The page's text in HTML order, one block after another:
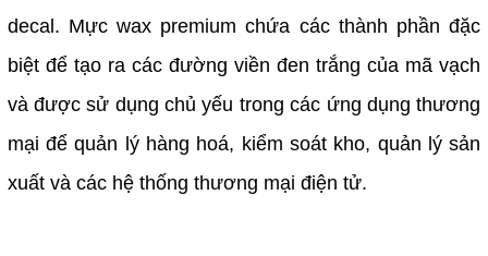
decal. Mực wax premium chứa các thành phần đặc
biệt để tạo ra các đường viền đen trắng của mã vạch
và được sử dụng chủ yếu trong các ứng dụng thương
mại để quản lý hàng hoá, kiểm soát kho, quản lý sản
xuất và các hệ thống thương mại điện tử.